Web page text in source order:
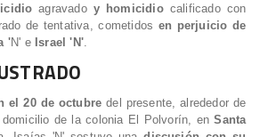
agravado y homicidio calificado con
de tentativa, cometidos en perjuicio de
'N' e Israel 'N'.
el 20 de octubre del presente, alrededor de
de la colonia El Polvorín, en Santa